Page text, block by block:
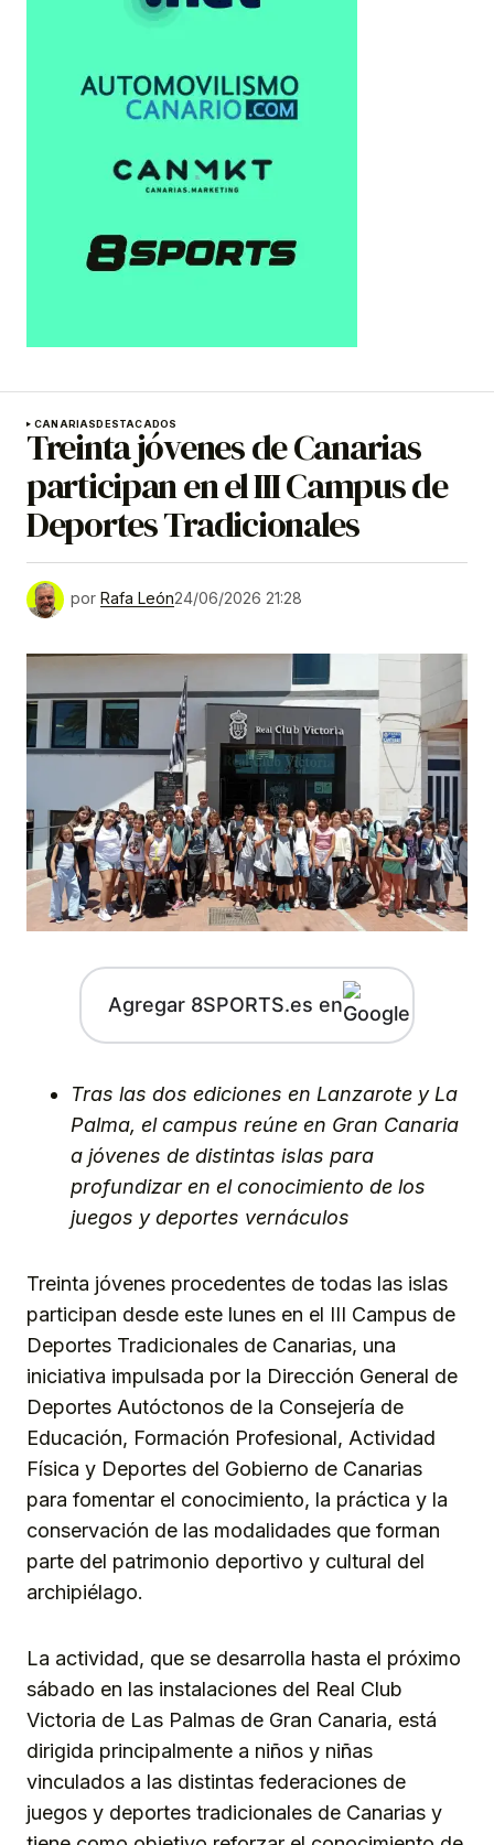
CANARIAS DESTACADOS
Treinta jóvenes de Canarias
participan en el III Campus de
Deportes Tradicionales
por Rafa León24/06/2026 21:28
Agregar 8SPORTS.es en
Tras las dos ediciones en Lanzarote y La
Palma, el campus reúne en Gran Canaria
a jóvenes de distintas islas para
profundizar en el conocimiento de los
juegos y deportes vernáculos
Treinta jóvenes procedentes de todas las islas
participan desde este lunes en el III Campus de
Deportes Tradicionales de Canarias, una
iniciativa impulsada por la Dirección General de
Deportes Autóctonos de la Consejería de
Educación, Formación Profesional, Actividad
Física y Deportes del Gobierno de Canarias
para fomentar el conocimiento, la práctica y la
conservación de las modalidades que forman
parte del patrimonio deportivo y cultural del
archipiélago.
La actividad, que se desarrolla hasta el próximo
sábado en las instalaciones del Real Club
Victoria de Las Palmas de Gran Canaria, está
dirigida principalmente a niños y niñas
vinculados a las distintas federaciones de
juegos y deportes tradicionales de Canarias y